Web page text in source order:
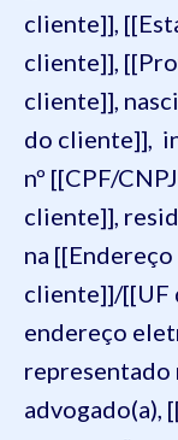
cliente]],
cliente]],
cliente]],
do cliente]],
nº [[CPF/
cliente]],
na
cliente]]/[[UF
endereço
representado
advogado(a),